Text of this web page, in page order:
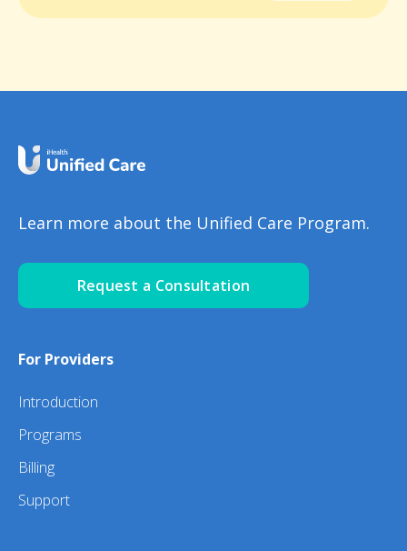
Learn more about the Unified Care Program.
Request a Consultation
For Providers
Introduction
Programs
Billing
Support